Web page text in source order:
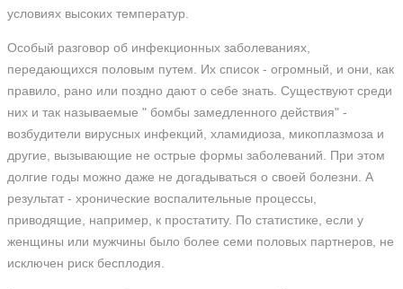
условиях высоких температур.
Особый разговор об инфекционных заболеваниях,
передающихся половым путем. Их список - огромный, и они, как
правило, рано или поздно дают о себе знать. Существуют среди
них и так называемые " бомбы замедленного действия" -
возбудители вирусных инфекций, хламидиоза, микоплазмоза и
другие, вызывающие не острые формы заболеваний. При этом
долгие годы можно даже не догадываться о своей болезни. А
результат - хронические воспалительные процессы,
приводящие, например, к простатиту. По статистике, если у
женщины или мужчины было более семи половых партнеров, не
исключен риск бесплодия.